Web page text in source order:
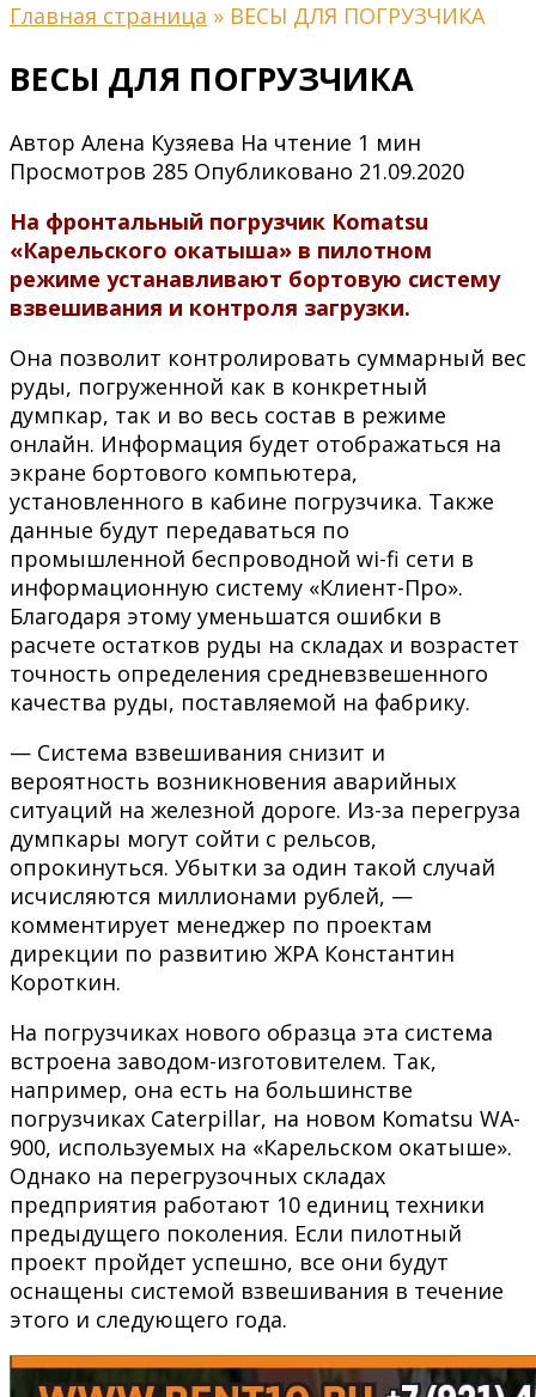
Главная страница » ВЕСЫ ДЛЯ ПОГРУЗЧИКА
ВЕСЫ ДЛЯ ПОГРУЗЧИКА
Автор Алена Кузяева На чтение 1 мин
Просмотров 285 Опубликовано 21.09.2020
На фронтальный погрузчик Komatsu
«Карельского окатыша» в пилотном
режиме устанавливают бортовую систему
взвешивания и контроля загрузки.
Она позволит контролировать суммарный вес
руды, погруженной как в конкретный
думпкар, так и во весь состав в режиме
онлайн. Информация будет отображаться на
экране бортового компьютера,
установленного в кабине погрузчика. Также
данные будут передаваться по
промышленной беспроводной wi-fi сети в
информационную систему «Клиент-Про».
Благодаря этому уменьшатся ошибки в
расчете остатков руды на складах и возрастет
точность определения средневзвешенного
качества руды, поставляемой на фабрику.
— Система взвешивания снизит и
вероятность возникновения аварийных
ситуаций на железной дороге. Из-за перегруза
думпкары могут сойти с рельсов,
опрокинуться. Убытки за один такой случай
исчисляются миллионами рублей, —
комментирует менеджер по проектам
дирекции по развитию ЖРА Константин
Короткин.
На погрузчиках нового образца эта система
встроена заводом-изготовителем. Так,
например, она есть на большинстве
погрузчиках Caterpillar, на новом Komatsu WA-
900, используемых на «Карельском окатыше».
Однако на перегрузочных складах
предприятия работают 10 единиц техники
предыдущего поколения. Если пилотный
проект пройдет успешно, все они будут
оснащены системой взвешивания в течение
этого и следующего года.